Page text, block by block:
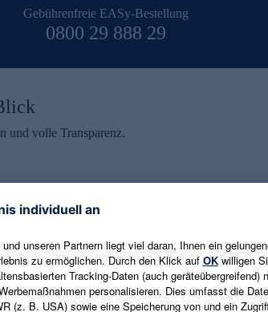
Gebührenfreie EASy-Bestellung
0800 29 888 29
und volle Transparenz.
Trends,
ist jederzeit in
E-Mail-Adresse eingeben